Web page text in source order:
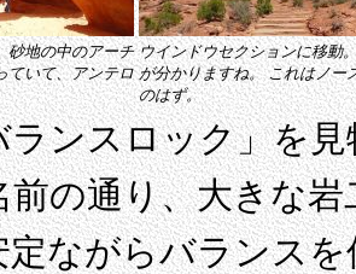
砂地の中のアーチ
ていて、アンテロ
ウインドウセクションに移動
が分かりますね。 これはノー
のはず。
ランスロック」を
前の通り、大きな
定ながらバランス